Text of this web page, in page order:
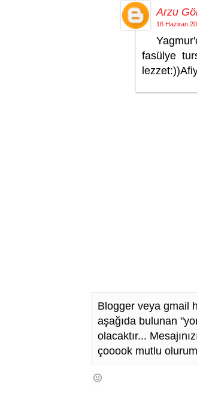
Arzu
16 Haziran
fasülye
Blogger veya gmail
aşağıda bulunan
olacaktır...
çooook mutlu